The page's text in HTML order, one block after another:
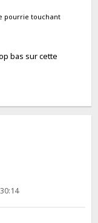
pourrie touchant
bas sur cette